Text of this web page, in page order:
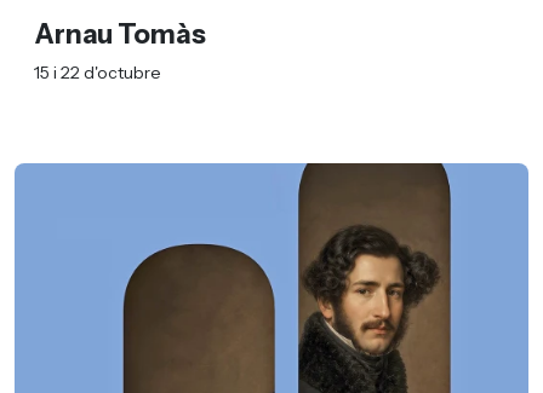
Arnau Tomàs
15 i 22 d'octubre